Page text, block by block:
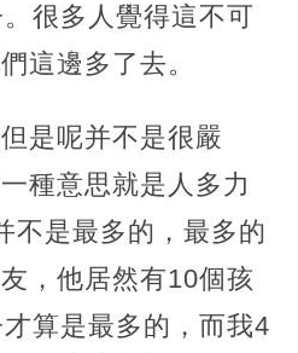
很多人覺得這不可
這邊多了去。
是呢并不是很嚴
種意思就是人多力
不是最多的，最多的
，他居然有10個孩
算是最多的，而我4